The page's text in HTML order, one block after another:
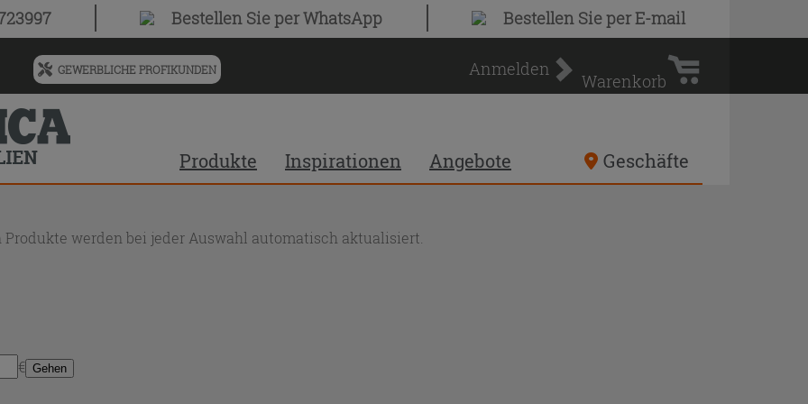
Bestellen Sieper WhatsApp Bestellen Sieper E-mail
Menü
vorgeschlagenen
Siteinhalt
und
Suchprotokoll
GEWERBLICHE PROFIKUNDEN Anmelden
Warenkorb
Warenkorb
Produkte Inspirationen Angebote Geschäfte
werden bei jeder Auswahl automatisch aktualisiert.
€ Gehen